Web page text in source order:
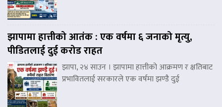
झापामा हात्तीको आतंक : एक वर्षमा ६ जनाको मृत्यु,
पीडितलाई दुई करोड राहत
झापा, २४ साउन । झापामा हात्तीको आक्रमण र क्षतिबाट
प्रभावितलाई सरकारले एक वर्षमा झण्डै दुई